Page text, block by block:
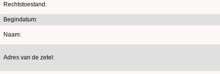
Rechtstoestand:
Begindatum:
Naam:
Adres van de zetel: